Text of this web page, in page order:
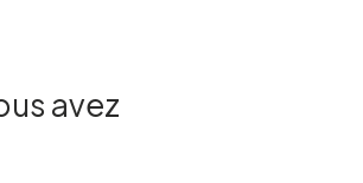
avez